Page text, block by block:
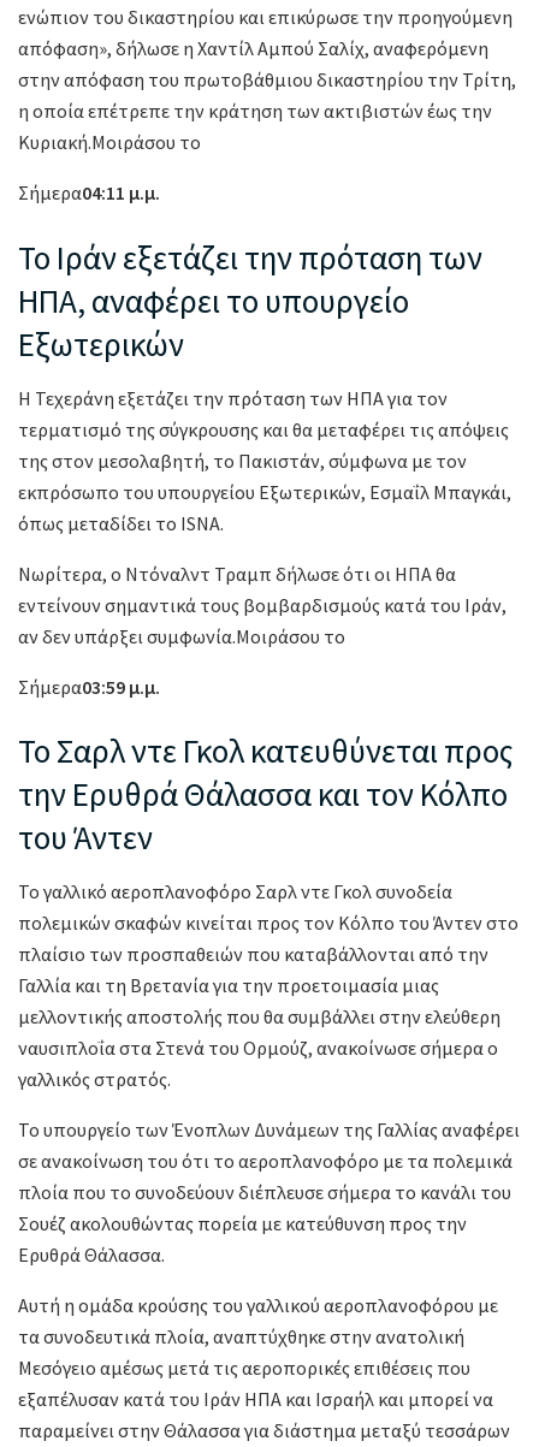
ενώπιον του δικαστηρίου και επικύρωσε την προηγούμενη
απόφαση», δήλωσε η Χαντίλ Αμπού Σαλίχ, αναφερόμενη
στην απόφαση του πρωτοβάθμιου δικαστηρίου την Τρίτη,
η οποία επέτρεπε την κράτηση των ακτιβιστών έως την
Κυριακή.Μοιράσου το
Σήμερα04:11 μ.μ.
Το Ιράν εξετάζει την πρόταση των
ΗΠΑ, αναφέρει το υπουργείο
Εξωτερικών
Η Τεχεράνη εξετάζει την πρόταση των ΗΠΑ για τον
τερματισμό της σύγκρουσης και θα μεταφέρει τις απόψεις
της στον μεσολαβητή, το Πακιστάν, σύμφωνα με τον
εκπρόσωπο του υπουργείου Εξωτερικών, Εσμαΐλ Μπαγκάι,
όπως μεταδίδει το ISNA.
Νωρίτερα, ο Ντόναλντ Τραμπ δήλωσε ότι οι ΗΠΑ θα
εντείνουν σημαντικά τους βομβαρδισμούς κατά του Ιράν,
αν δεν υπάρξει συμφωνία.Μοιράσου το
Σήμερα03:59 μ.μ.
Το Σαρλ ντε Γκολ κατευθύνεται προς
την Ερυθρά Θάλασσα και τον Κόλπο
του Άντεν
Το γαλλικό αεροπλανοφόρο Σαρλ ντε Γκολ συνοδεία
πολεμικών σκαφών κινείται προς τον Κόλπο του Άντεν στο
πλαίσιο των προσπαθειών που καταβάλλονται από την
Γαλλία και τη Βρετανία για την προετοιμασία μιας
μελλοντικής αποστολής που θα συμβάλλει στην ελεύθερη
ναυσιπλοΐα στα Στενά του Ορμούζ, ανακοίνωσε σήμερα ο
γαλλικός στρατός.
Το υπουργείο των Ένοπλων Δυνάμεων της Γαλλίας αναφέρει
σε ανακοίνωση του ότι το αεροπλανοφόρο με τα πολεμικά
πλοία που το συνοδεύουν διέπλευσε σήμερα το κανάλι του
Σουέζ ακολουθώντας πορεία με κατεύθυνση προς την
Ερυθρά Θάλασσα.
Αυτή η ομάδα κρούσης του γαλλικού αεροπλανοφόρου με
τα συνοδευτικά πλοία, αναπτύχθηκε στην ανατολική
Μεσόγειο αμέσως μετά τις αεροπορικές επιθέσεις που
εξαπέλυσαν κατά του Ιράν ΗΠΑ και Ισραήλ και μπορεί να
παραμείνει στην Θάλασσα για διάστημα μεταξύ τεσσάρων